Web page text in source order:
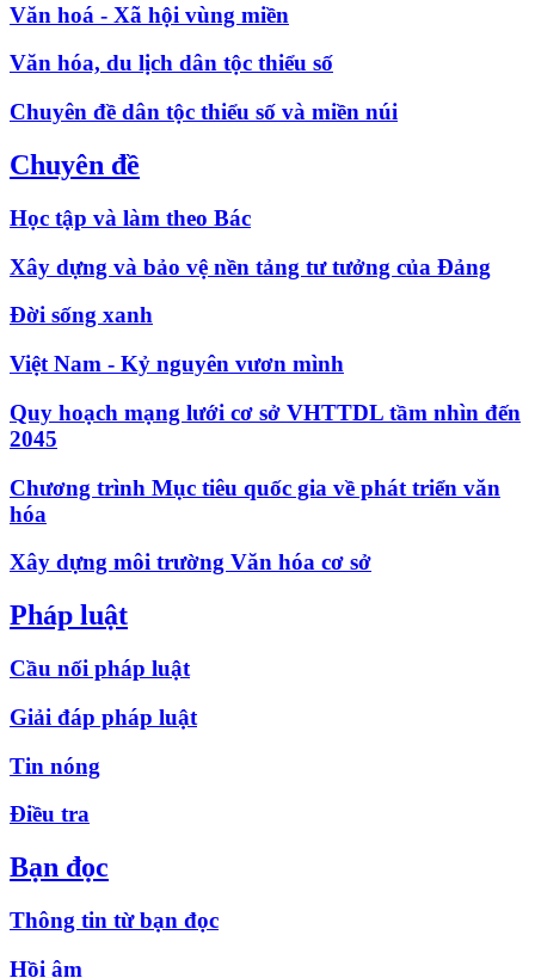
Văn hoá - Xã hội vùng miền
Văn hóa, du lịch dân tộc thiểu số
Chuyên đề dân tộc thiểu số và miền núi
Chuyên đề
Học tập và làm theo Bác
Xây dựng và bảo vệ nền tảng tư tưởng của Đảng
Đời sống xanh
Việt Nam - Kỷ nguyên vươn mình
Quy hoạch mạng lưới cơ sở VHTTDL tầm nhìn đến
2045
Chương trình Mục tiêu quốc gia về phát triển văn
hóa
Xây dựng môi trường Văn hóa cơ sở
Pháp luật
Cầu nối pháp luật
Giải đáp pháp luật
Tin nóng
Điều tra
Bạn đọc
Thông tin từ bạn đọc
Hồi âm